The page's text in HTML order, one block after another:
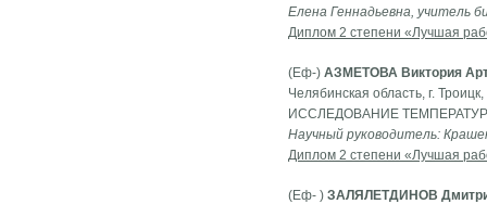
Елена Геннадьевна, учитель
Диплом 2 степени «Лучшая
(Еф-) АЗМЕТОВА Виктория
Челябинская область, г.
ИССЛЕДОВАНИЕ
Научный руководитель:
Диплом 2 степени «Лучшая
(Еф- ) ЗАЛЯЛЕТДИНОВ